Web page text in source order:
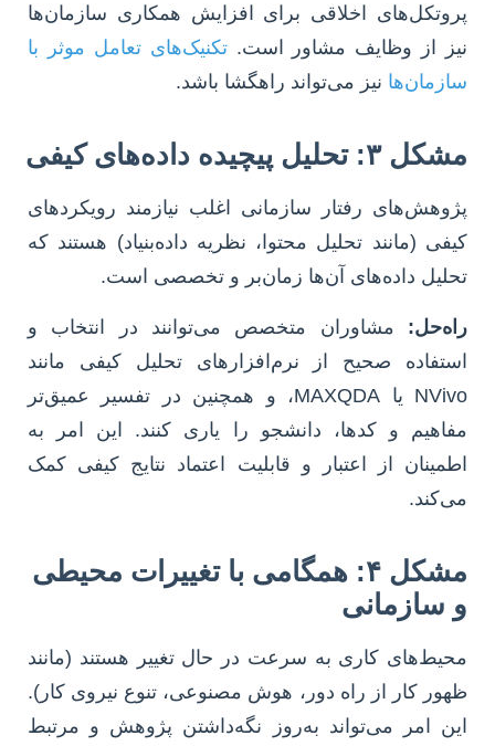
پروتکل‌های اخلاقی برای افزایش همکاری سازمان‌ها
نیز از وظایف مشاور است.تکنیک‌های تعامل موثر با
سازمان‌ها نیز می‌تواند راهگشا باشد.
مشکل ۳: تحلیل پیچیده داده‌های کیفی
پژوهش‌های رفتار سازمانی اغلب نیازمند رویکردهای
کیفی (مانند تحلیل محتوا، نظریه داده‌بنیاد) هستند که
تحلیل داده‌های آن‌ها زمان‌بر و تخصصی است.
راه‌حل: مشاوران متخصص می‌توانند در انتخاب و
استفاده صحیح از نرم‌افزارهای تحلیل کیفی مانند
NVivo یا MAXQDA، و همچنین در تفسیر عمیق‌تر
مفاهیم و کدها، دانشجو را یاری کنند. این امر به
اطمینان از اعتبار و قابلیت اعتماد نتایج کیفی کمک
می‌کند.
مشکل ۴: همگامی با تغییرات محیطی
و سازمانی
محیط‌های کاری به سرعت در حال تغییر هستند (مانند
ظهور کار از راه دور، هوش مصنوعی، تنوع نیروی کار).
این امر می‌تواند به‌روز نگه‌داشتن پژوهش و مرتبط